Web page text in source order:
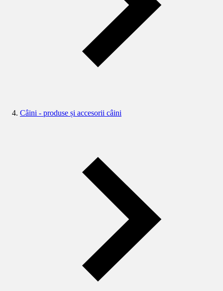
Câini - produse și accesorii câini